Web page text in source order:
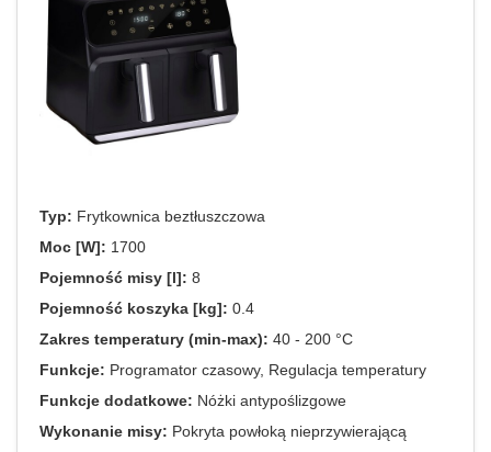
Typ: Frytkownica beztłuszczowa
Moc [W]: 1700
Pojemność misy [l]: 8
Pojemność koszyka [kg]: 0.4
Zakres temperatury (min-max): 40 - 200 °C
Funkcje: Programator czasowy, Regulacja temperatury
Funkcje dodatkowe: Nóżki antypoślizgowe
Wykonanie misy: Pokryta powłoką nieprzywierającą